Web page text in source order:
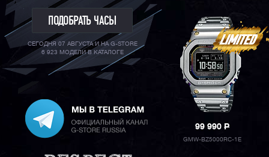
ПОДОБРАТЬ ЧАСЫ
СЕГОДНЯ 07 АВГУСТА И НА G-STORE
6 923 МОДЕЛИ В КАТАЛОГЕ
99 990P
GMW-BZ5000RC-1E